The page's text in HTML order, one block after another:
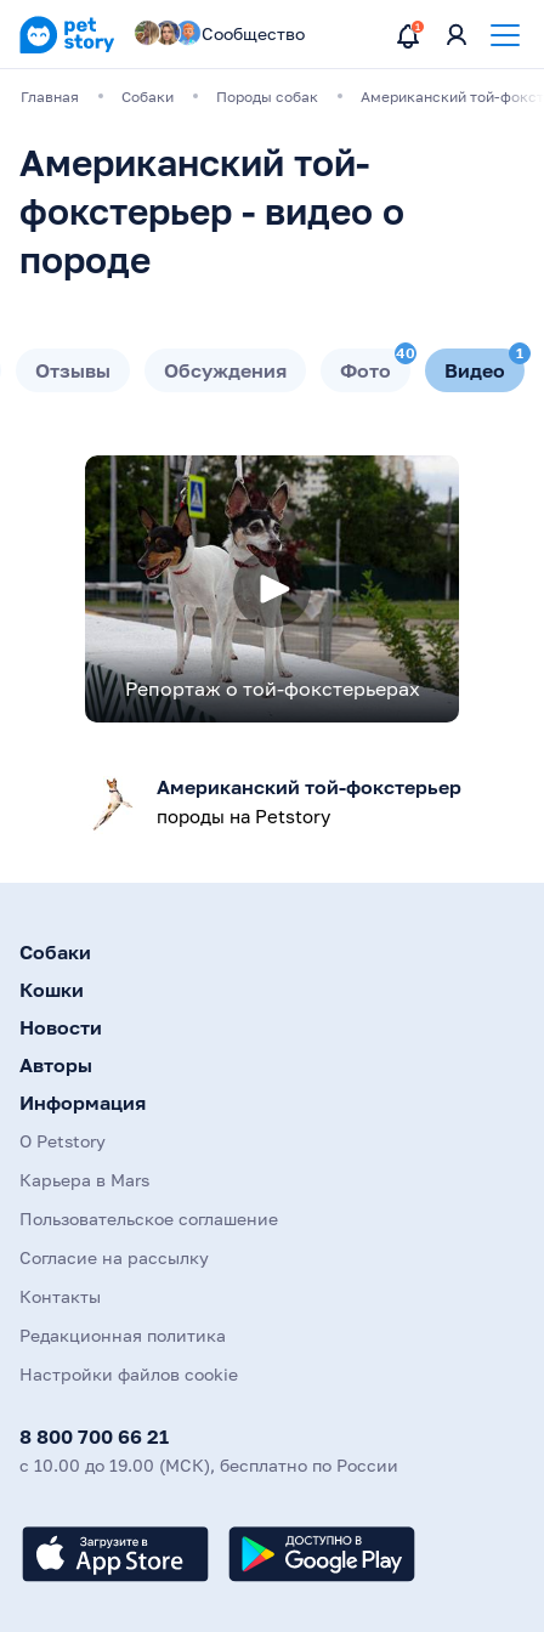
Сообщество
Главная Собаки Породы собак Американский той-
Американский той-
фокстерьер - видео о
породе
Отзывы Обсуждения Фото
40
Видео
1
Репортаж о той-фокстерьерах
Американский той-фокстерьер
породы на Petstory
Собаки
Кошки
Новости
Авторы
Информация
О Petstory
Карьера в Mars
Пользовательское соглашение
Согласие на рассылку
Контакты
Редакционная политика
Настройки файлов cookie
8 800 700 66 21
с 10.00 до 19.00 (МСК), бесплатно по России